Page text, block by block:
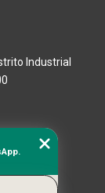
Industrial